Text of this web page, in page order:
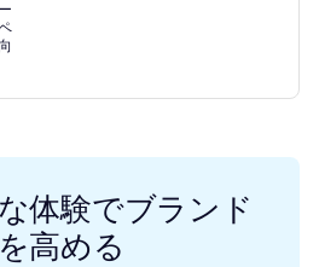
体験でブランド
高める